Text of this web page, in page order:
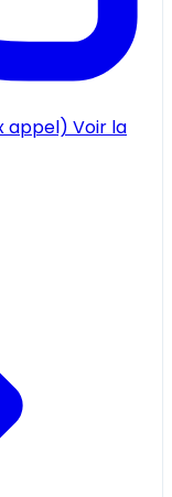
appel) Voir la